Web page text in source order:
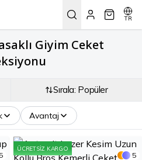
TR
Giyim Ceket
Sırala: Popüler
Avantaj
5
ÜCRETSIZ KARGO
5